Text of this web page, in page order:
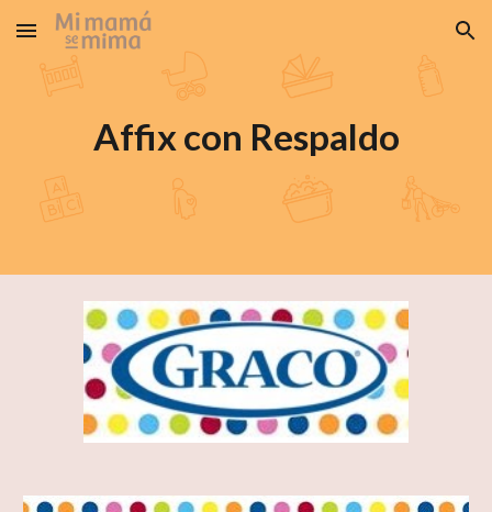
Skip to main content Skip to navigation
Affix con Respaldo